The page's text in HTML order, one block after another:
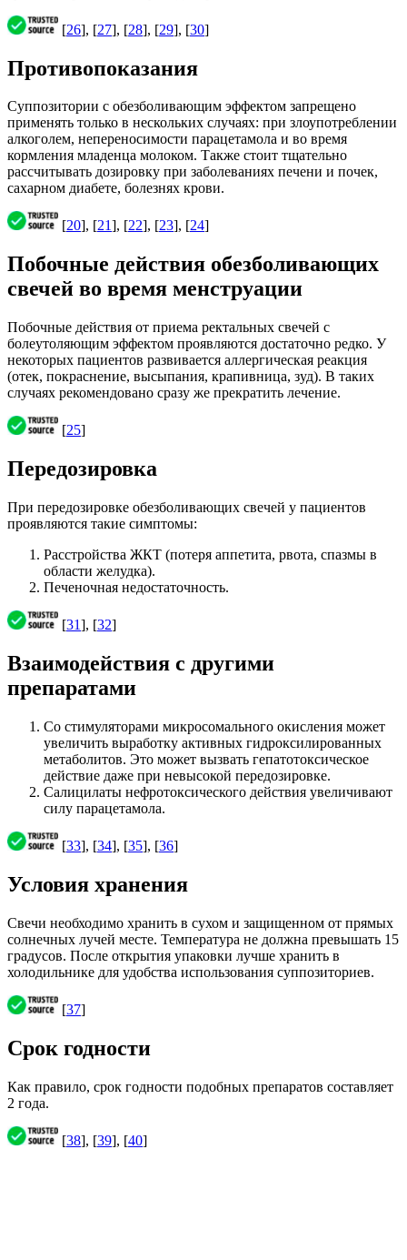
[26], [27], [28], [29], [30]
Противопоказания
Суппозитории с обезболивающим эффектом запрещено
применять только в нескольких случаях: при злоупотреблении
алкоголем, непереносимости парацетамола и во время
кормления младенца молоком. Также стоит тщательно
рассчитывать дозировку при заболеваниях печени и почек,
сахарном диабете, болезнях крови.
[20], [21], [22], [23], [24]
Побочные действия обезболивающих
свечей во время менструации
Побочные действия от приема ректальных свечей с
болеутоляющим эффектом проявляются достаточно редко. У
некоторых пациентов развивается аллергическая реакция
(отек, покраснение, высыпания, крапивница, зуд). В таких
случаях рекомендовано сразу же прекратить лечение.
[25]
Передозировка
При передозировке обезболивающих свечей у пациентов
проявляются такие симптомы:
Расстройства ЖКТ (потеря аппетита, рвота, спазмы в
области желудка).
Печеночная недостаточность.
[31], [32]
Взаимодействия с другими
препаратами
Со стимуляторами микросомального окисления может
увеличить выработку активных гидроксилированных
метаболитов. Это может вызвать гепатотоксическое
действие даже при невысокой передозировке.
Салицилаты нефротоксического действия увеличивают
силу парацетамола.
[33], [34], [35], [36]
Условия хранения
Свечи необходимо хранить в сухом и защищенном от прямых
солнечных лучей месте. Температура не должна превышать 15
градусов. После открытия упаковки лучше хранить в
холодильнике для удобства использования суппозиториев.
[37]
Срок годности
Как правило, срок годности подобных препаратов составляет
2 года.
[38], [39], [40]